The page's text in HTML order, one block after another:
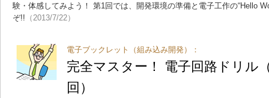
験・体感してみよう！ 第1回では、開発環境の準備と電子工作の“Hello
ぞ!! （2013/7/22）
電子ブックレット（組み込み開発）：
完全マスター！ 電子回路ドリル
回）